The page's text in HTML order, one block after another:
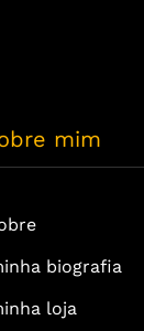
mim
biografia
loja